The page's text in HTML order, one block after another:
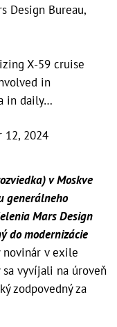
Design Bureau,
X-59 cruise
in
in daily…
12, 2024
v Moskve
generálneho
Mars Design
do modernizácie
novinár v exile
vyvíjali na úroveň
zodpovedný za